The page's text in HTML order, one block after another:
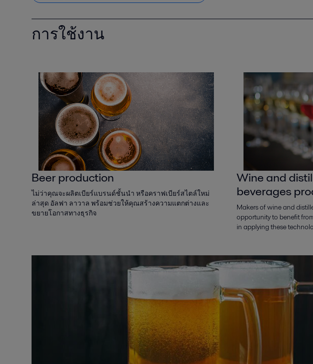
การใช้งาน
Beer production
ไม่ว่าคุณจะผลิตเบียร์แบรนด์ชั้นนำ หรือคราฟเบียร์สไตล์ใหม่
ล่าสุด อัลฟา ลาวาล พร้อมช่วยให้คุณสร้างความแตกต่างและ
ขยายโอกาสทางธุรกิจ
Wine and
beverages
Makers of wine and
opportunity to benefit
in applying these